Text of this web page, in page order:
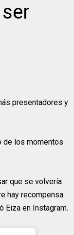
presentadores y
de los momentos
que se volvería
hay recompensa.
Eiza en Instagram.